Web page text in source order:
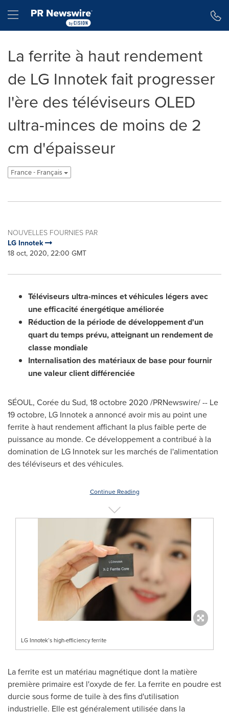
Hamburger menu
La ferrite à haut rendement
de LG Innotek fait progresser
l'ère des téléviseurs OLED
ultra-minces de moins de 2
cm d'épaisseur
France - Français
NOUVELLES FOURNIES PAR
LG Innotek
18 oct, 2020, 22:00 GMT
Téléviseurs ultra-minces et véhicules légers avec
une efficacité énergétique améliorée
Réduction de la période de développement d'un
quart du temps prévu, atteignant un rendement de
classe mondiale
Internalisation des matériaux de base pour fournir
une valeur client différenciée
SÉOUL, Corée du Sud, 18 octobre 2020 /PRNewswire/ -- Le
19 octobre, LG Innotek a annoncé avoir mis au point une
ferrite à haut rendement affichant la plus faible perte de
puissance au monde. Ce développement a contribué à la
domination de LG Innotek sur les marchés de l'alimentation
des téléviseurs et des véhicules.
Continue Reading
LG Innotek’s high-efficiency ferrite
La ferrite est un matériau magnétique dont la matière
première primaire est l'oxyde de fer. La ferrite en poudre est
durcie sous forme de tuile à des fins d'utilisation
industrielle. Elle est généralement utilisée dans la